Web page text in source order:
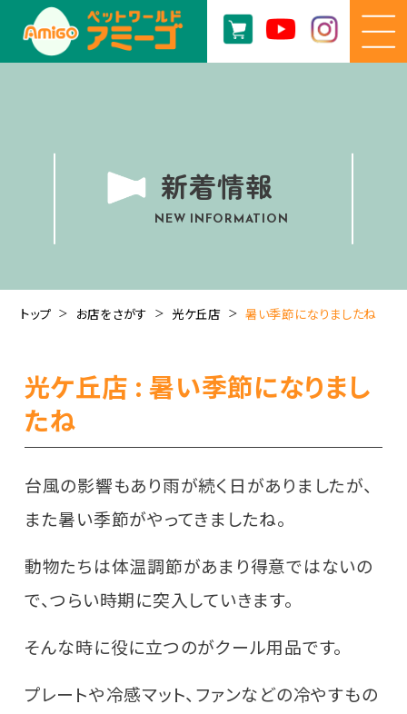
新着情報
NEW INFORMATION
トップ お店をさがす 光ケ丘店 暑い季節になりましたね
光ケ丘店 : 暑い季節になりまし
たね
台風の影響もあり雨が続く日がありましたが、
また暑い季節がやってきましたね。
動物たちは体温調節があまり得意ではないの
で、つらい時期に突入していきます。
そんな時に役に立つのがクール用品です。
プレートや冷感マット、ファンなどの冷やすもの